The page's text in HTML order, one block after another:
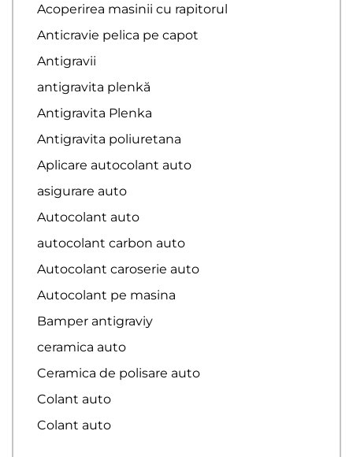
Acoperirea masinii cu rapitorul
Anticravie pelica pe capot
Antigravii
antigravita plenkă
Antigravita Plenka
Antigravita poliuretana
Aplicare autocolant auto
asigurare auto
Autocolant auto
autocolant carbon auto
Autocolant caroserie auto
Autocolant pe masina
Bamper antigraviy
ceramica auto
Ceramica de polisare auto
Colant auto
Colant auto